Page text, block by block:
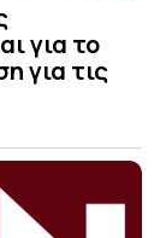
για το
για τις